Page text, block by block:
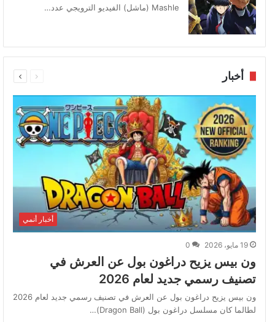
Mashle (ماشل) الفيديو الترويجي عدد…
أخبار
الصفحة
أخبار أنمي
19 مايو، 2026 0
ون بيس يزيح دراغون بول عن العرش في
تصنيف رسمي جديد لعام 2026
ون بيس يزيح دراغون بول عن العرش في تصنيف رسمي جديد لعام 2026
لطالما كان مسلسل دراغون بول (Dragon Ball)…